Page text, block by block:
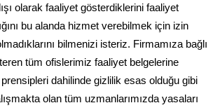
olarak faaliyet gösterdiklerini faaliyet
bu alanda hizmet verebilmek için izin
bilmenizi isteriz. Firmamıza bağlı
tüm ofislerimiz faaliyet belgelerine
dahilinde gizlilik esas olduğu gibi
olan tüm uzmanlarımızda yasaları